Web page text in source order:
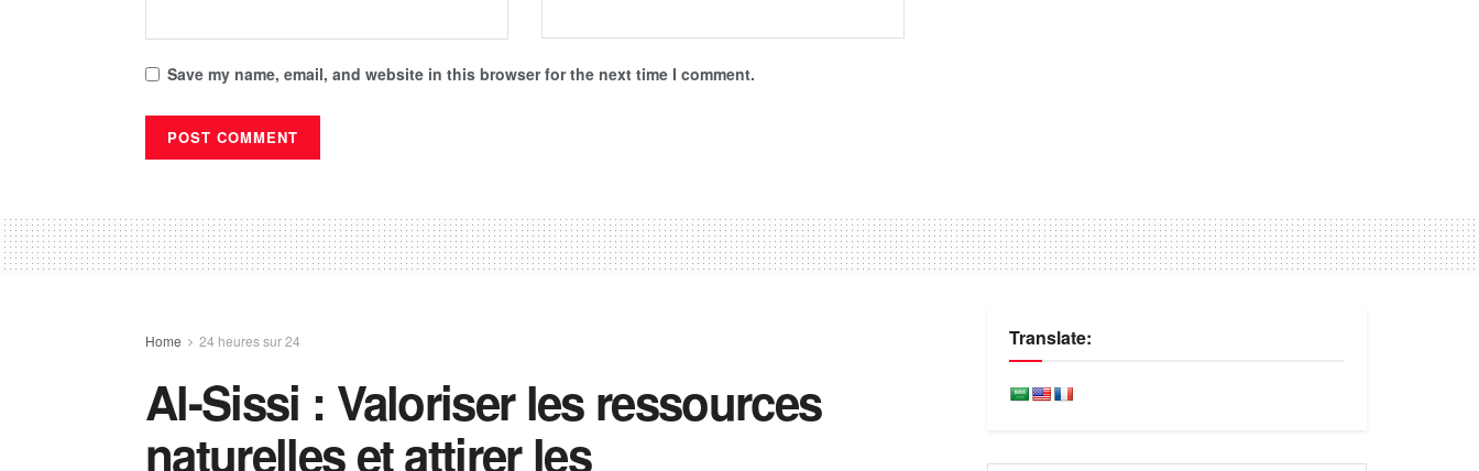
Save my name, email, and website in this browser for the next time I comment.
Home 24 heures sur 24
Al-Sissi : Valoriser les ressources
naturelles et attirer les
Translate: